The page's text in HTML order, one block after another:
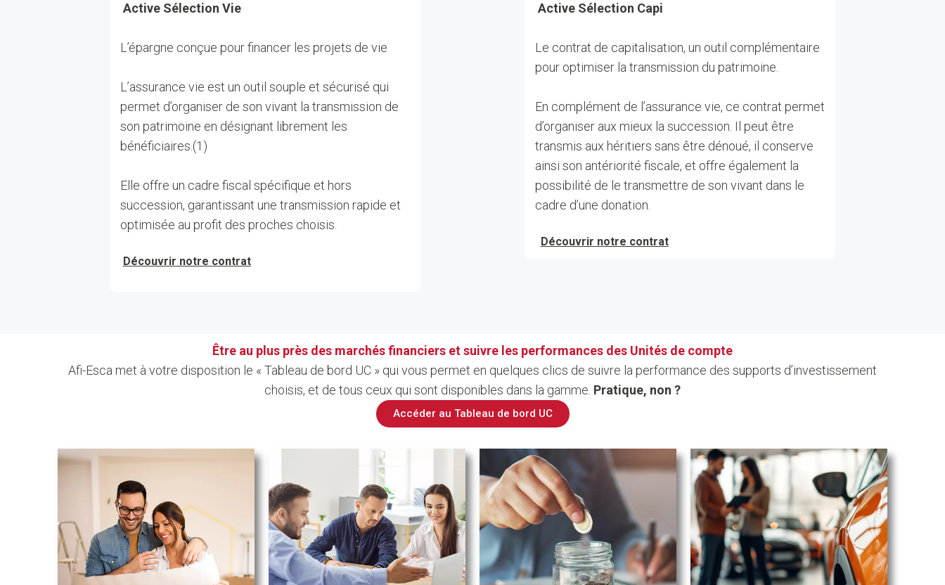
Active Sélection Vie
L’épargne conçue pour financer les projets de vie
L’assurance vie est un outil souple et sécurisé qui
permet d’organiser de son vivant la transmission de
son patrimoine en désignant librement les
bénéficiaires.(1)
Elle offre un cadre fiscal spécifique et hors
succession, garantissant une transmission rapide et
optimisée au profit des proches choisis.
Découvrir notre contrat
Active Sélection Capi
Le contrat de capitalisation, un outil complémentaire
pour optimiser la transmission du patrimoine.
En complément de l’assurance vie, ce contrat permet
d’organiser aux mieux la succession. Il peut être
transmis aux héritiers sans être dénoué, il conserve
ainsi son antériorité fiscale, et offre également la
possibilité de le transmettre de son vivant dans le
cadre d’une donation.
Découvrir notre contrat
Être au plus près des marchés financiers et suivre les performances des Unités de compte
Afi-Esca met à votre disposition le « Tableau de bord UC » qui vous permet en quelques clics de suivre la performance des supports d’investissement
choisis, et de tous ceux qui sont disponibles dans la gamme. Pratique, non ?
Accéder au Tableau de bord UC